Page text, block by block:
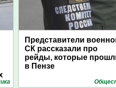
Представители
СК рассказали про
рейды, которые
в Пензе